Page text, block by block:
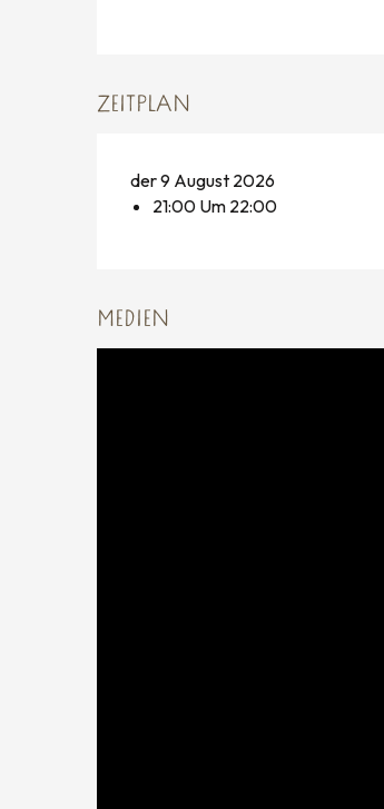
ZEITPLAN
der 9 August 2026
21:00 Um 22:00
MEDIEN